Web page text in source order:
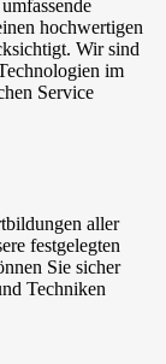
hochwertigen
Wir sind
im
Service
aller
festgelegten
Sie sicher
Techniken